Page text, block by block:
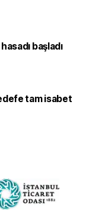
başladı
tam isabet